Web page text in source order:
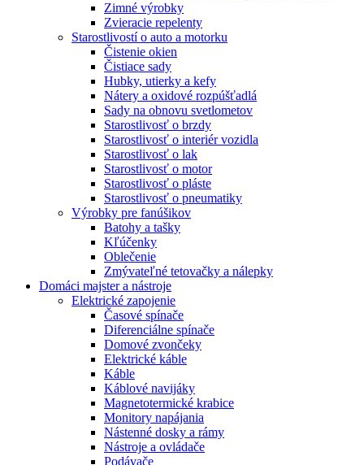
Zimné výrobky
Zvieracie repelenty
Starostlivostí o auto a motorku
Čistenie okien
Čistiace sady
Hubky, utierky a kefy
Nátery a oxidové rozpúšťadlá
Sady na obnovu svetlometov
Starostlivosť o brzdy
Starostlivosť o interiér vozidla
Starostlivosť o lak
Starostlivosť o motor
Starostlivosť o pláste
Starostlivosť o pneumatiky
Výrobky pre fanúšikov
Batohy a tašky
Kľúčenky
Oblečenie
Zmývateľné tetovačky a nálepky
Domáci majster a nástroje
Elektrické zapojenie
Časové spínače
Diferenciálne spínače
Domové zvončeky
Elektrické káble
Káble
Káblové navijáky
Magnetotermické krabice
Monitory napájania
Nástenné dosky a rámy
Nástroje a ovládače
Podávače